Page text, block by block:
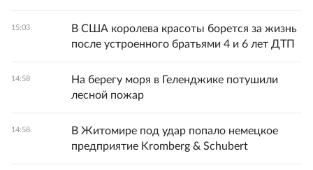
15:03
В США королева красоты борется за жизнь
после устроенного братьями 4 и 6 лет ДТП
14:58
На берегу моря в Геленджике потушили
лесной пожар
14:58
В Житомире под удар попало немецкое
предприятие Kromberg & Schubert